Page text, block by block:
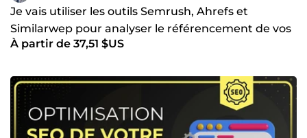
Je vais utiliser les outils Semrush, Ahrefs et
Similarwep pour analyser le référencement de vos
concurrents
À partir de 37,51 $US